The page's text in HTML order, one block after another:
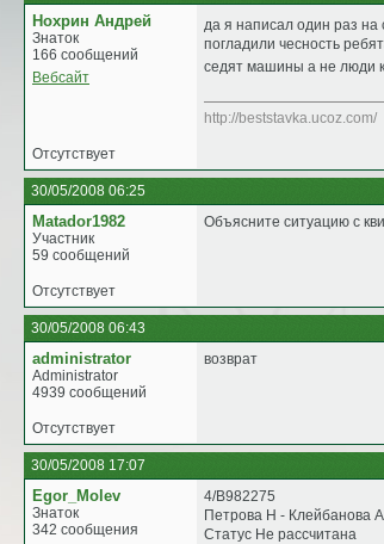
Нохрин Андрей
Знаток
166 сообщений
Вебсайт
да я написал один раз на
погладили чесность
седят машины а не люди
http://beststavka.ucoz.com/
Отсутствует
30/05/2008 06:25
Matador1982
Участник
59 сообщений
Объясните ситуацию с
Отсутствует
30/05/2008 06:43
administrator
Administrator
4939 сообщений
возврат
Отсутствует
30/05/2008 17:07
Egor_Molev
Знаток
342 сообщения
4/B982275
Петрова Н - Клейбанова
Статус Не рассчитана